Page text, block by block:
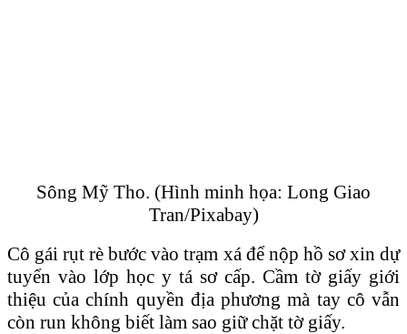
Sông Mỹ Tho. (Hình minh họa: Long Giao
Tran/Pixabay)
Cô gái rụt rè bước vào trạm xá để nộp hồ sơ xin dự
tuyển vào lớp học y tá sơ cấp. Cầm tờ giấy giới
thiệu của chính quyền địa phương mà tay cô vẫn
còn run không biết làm sao giữ chặt tờ giấy.